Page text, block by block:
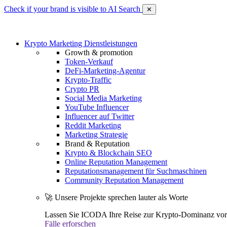
Check if your brand is visible to AI Search ✕
Krypto Marketing Dienstleistungen
Growth & promotion
Token-Verkauf
DeFi-Marketing-Agentur
Krypto-Traffic
Crypto PR
Social Media Marketing
YouTube Influencer
Influencer auf Twitter
Reddit Marketing
Marketing Strategie
Brand & Reputation
Krypto & Blockchain SEO
Online Reputation Management
Reputationsmanagement für Suchmaschinen
Community Reputation Management
🚀 Unsere Projekte sprechen lauter als Worte
Lassen Sie ICODA Ihre Reise zur Krypto-Dominanz
Fälle erforschen